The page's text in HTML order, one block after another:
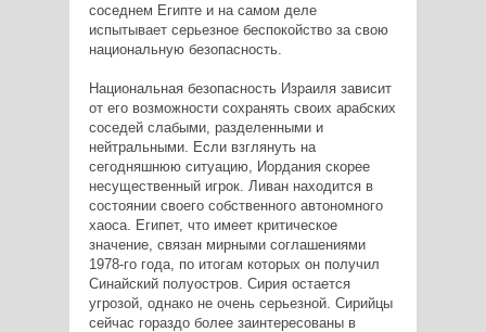
соседнем Египте и на самом деле
испытывает серьезное беспокойство за свою
национальную безопасность.
Национальная безопасность Израиля зависит
от его возможности сохранять своих арабских
соседей слабыми, разделенными и
нейтральными. Если взглянуть на
сегодняшнюю ситуацию, Иордания скорее
несущественный игрок. Ливан находится в
состоянии своего собственного автономного
хаоса. Египет, что имеет критическое
значение, связан мирными соглашениями
1978-го года, по итогам которых он получил
Синайский полуостров. Сирия остается
угрозой, однако не очень серьезной. Сирийцы
сейчас гораздо более заинтересованы в